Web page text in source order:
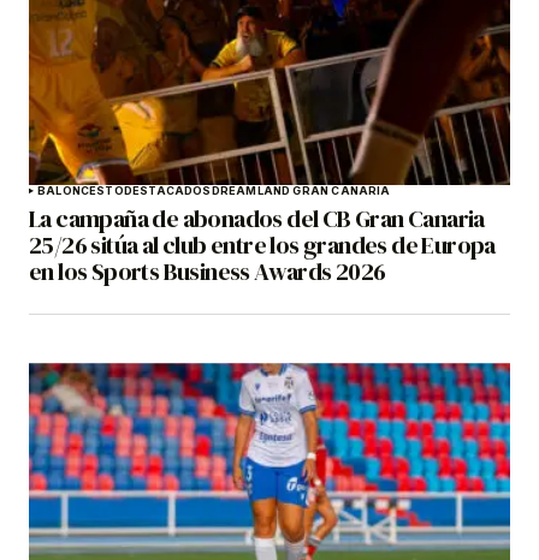
BALONCESTODESTACADOSDREAMLAND GRAN CANARIA
La campaña de abonados del CB Gran Canaria
25/26 sitúa al club entre los grandes de Europa
en los Sports Business Awards 2026